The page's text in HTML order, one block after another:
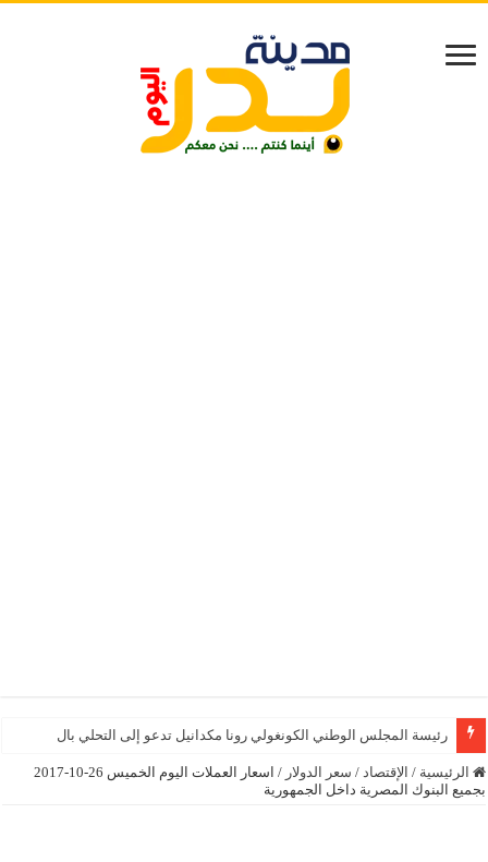
رئيسة المجلس الوطني الكونغولي رونا مكدانيل تدعو إلى التحلي بالصبر حتى يمكن
الرئيسية / الإقتصاد / سعر الدولار /
اسعار العملات اليوم الخميس 26-10-2017
بجميع البنوك المصرية داخل الجمهورية